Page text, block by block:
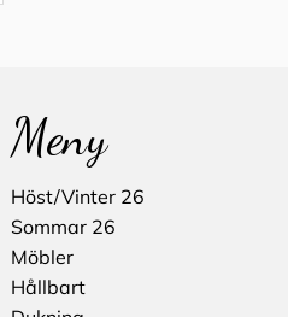
Meny
Höst/Vinter 26
Sommar 26
Möbler
Hållbart